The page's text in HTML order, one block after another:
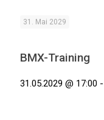
31. Mai 2029
BMX-Training
31.05.2029 @